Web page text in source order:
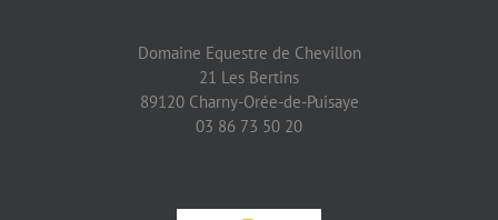
Domaine Equestre de Chevillon
21 Les Bertins
89120 Charny-Orée-de-Puisaye
03 86 73 50 20